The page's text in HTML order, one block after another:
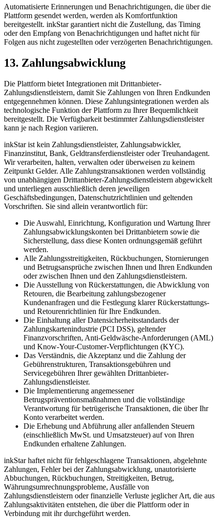
Automatisierte Erinnerungen und Benachrichtigungen, die über die
Plattform gesendet werden, werden als Komfortfunktion
bereitgestellt. inkStar garantiert nicht die Zustellung, das Timing
oder den Empfang von Benachrichtigungen und haftet nicht für
Folgen aus nicht zugestellten oder verzögerten Benachrichtigungen.
13. Zahlungsabwicklung
Die Plattform bietet Integrationen mit Drittanbieter-
Zahlungsdienstleistern, damit Sie Zahlungen von Ihren Endkunden
entgegennehmen können. Diese Zahlungsintegrationen werden als
technologische Funktion der Plattform zu Ihrer Bequemlichkeit
bereitgestellt. Die Verfügbarkeit bestimmter Zahlungsdienstleister
kann je nach Region variieren.
inkStar ist kein Zahlungsdienstleister, Zahlungsabwickler,
Finanzinstitut, Bank, Geldtransferdienstleister oder Treuhandagent.
Wir verarbeiten, halten, verwalten oder überweisen zu keinem
Zeitpunkt Gelder. Alle Zahlungstransaktionen werden vollständig
von unabhängigen Drittanbieter-Zahlungsdienstleistern abgewickelt
und unterliegen ausschließlich deren jeweiligen
Geschäftsbedingungen, Datenschutzrichtlinien und geltenden
Vorschriften. Sie sind allein verantwortlich für:
Die Auswahl, Einrichtung, Konfiguration und Wartung Ihrer
Zahlungsabwicklungskonten bei Drittanbietern sowie die
Sicherstellung, dass diese Konten ordnungsgemäß geführt
werden.
Alle Zahlungsstreitigkeiten, Rückbuchungen, Stornierungen
und Betrugsansprüche zwischen Ihnen und Ihren Endkunden
oder zwischen Ihnen und den Zahlungsdienstleistern.
Die Ausstellung von Rückerstattungen, die Abwicklung von
Retouren, die Bearbeitung zahlungsbezogener
Kundenanfragen und die Festlegung klarer Rückerstattungs-
und Retourenrichtlinien für Ihre Endkunden.
Die Einhaltung aller Datensicherheitsstandards der
Zahlungskartenindustrie (PCI DSS), geltender
Finanzvorschriften, Anti-Geldwäsche-Anforderungen (AML)
und Know-Your-Customer-Verpflichtungen (KYC).
Das Verständnis, die Akzeptanz und die Zahlung der
Gebührenstrukturen, Transaktionsgebühren und
Servicegebühren Ihrer gewählten Drittanbieter-
Zahlungsdienstleister.
Die Implementierung angemessener
Betrugspräventionsmaßnahmen und die vollständige
Verantwortung für betrügerische Transaktionen, die über Ihr
Konto verarbeitet werden.
Die Erhebung und Abführung aller anfallenden Steuern
(einschließlich MwSt. und Umsatzsteuer) auf von Ihren
Endkunden erhaltene Zahlungen.
inkStar haftet nicht für fehlgeschlagene Transaktionen, abgelehnte
Zahlungen, Fehler bei der Zahlungsabwicklung, unautorisierte
Abbuchungen, Rückbuchungen, Streitigkeiten, Betrug,
Währungsumrechnungsprobleme, Ausfälle von
Zahlungsdienstleistern oder finanzielle Verluste jeglicher Art, die aus
Zahlungsaktivitäten entstehen, die über die Plattform oder in
Verbindung mit ihr durchgeführt werden.